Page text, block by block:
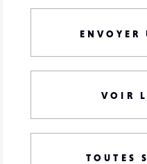
ENVOYER
VOIR
TOUTES